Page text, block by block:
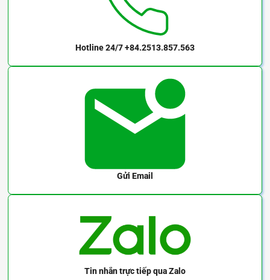
Hotline 24/7+84.2513.857.563
Gửi Email
Tin nhắn trực tiếpqua Zalo